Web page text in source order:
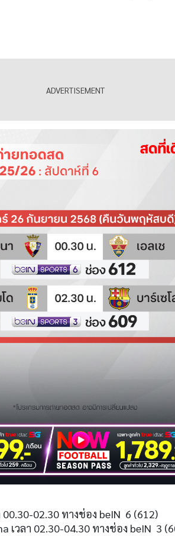
00.30-02.30 ทางช่อง beIN 6 (612)
เวลา 02.30-04.30 ทางช่อง beIN 3